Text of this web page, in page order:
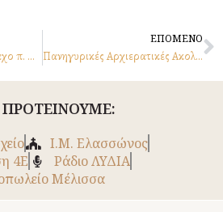
Αφιέρωμα στον Ιερομόναχο π. Νεόφυτο Σκαρκαλά
ΕΠΟΜΕΝΟ
Πανηγυρικές Αρχιερατικές Ακολουθίες
Ι.Μ. Ελασσώνος
4Ε
Ράδιο ΛΥΔΙΑ
Μέλισσα